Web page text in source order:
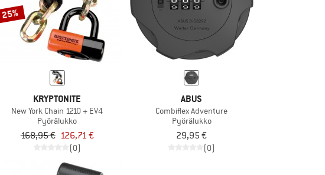
25%
KRYPTONITE
New York Chain 1210 + EV4
Pyörälukko
168,95 € 126,71 €
(0)
ABUS
Combiflex Adventure
Pyörälukko
29,95 €
(0)